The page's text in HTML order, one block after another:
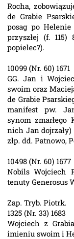
Rocha,
de Grabie
posag po
przyszłej (f.
popielec?).
10099 (Nr. 60) 1671
GG. Jan i
swoim oraz
de Grabie
manifest pw.
synom zmarłego
nich Jan
złp. dd. Patnowo,
10498 (Nr. 60) 1677
Nobils Wojciech
tenuty Generosus
Zap. Tryb. Piotrk.
1325 (Nr. 33) 1683
Wojciech z
imieniu swoim i